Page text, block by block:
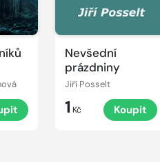
Nevšední
prázdniny
Jiří Posselt
1 Kč Koupit